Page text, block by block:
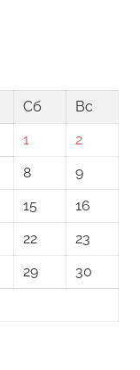
Сб
Вс
1
2
8
9
15
16
22
23
29
30